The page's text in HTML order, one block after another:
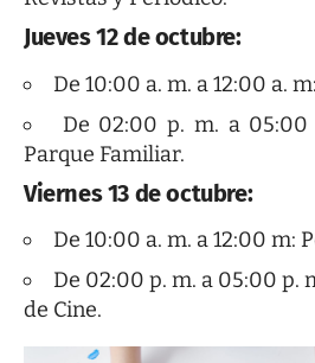
Jueves 12 de octubre:
De 10:00 a. m. a 12:00 a.
De 02:00 p. m. a
Parque Familiar.
Viernes 13 de octubre:
De 10:00 a. m. a 12:00 m:
De 02:00 p. m. a 05:00 p.
de Cine.